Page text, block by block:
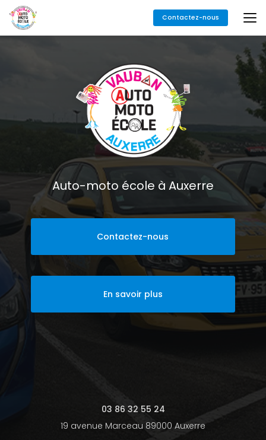
Aller
contenu
Contactez-nous
Auto-moto école à Auxerre
Contactez-nous
En savoir plus
03 86 32 55 24
19 avenue Marceau 89000 Auxerre